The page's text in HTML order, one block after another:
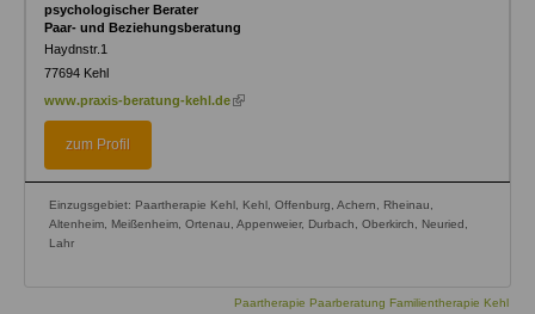
psychologischer Berater
Paar- und Beziehungsberatung
Haydnstr.1
77694 Kehl
www.praxis-beratung-kehl.de (link
zum Profil
Einzugsgebiet: Paartherapie Kehl, Kehl, Offenburg, Achern, Rheinau,
Altenheim, Meißenheim, Ortenau, Appenweier, Durbach, Oberkirch, Neuried,
Lahr
Paartherapie Paarberatung Familientherapie Kehl